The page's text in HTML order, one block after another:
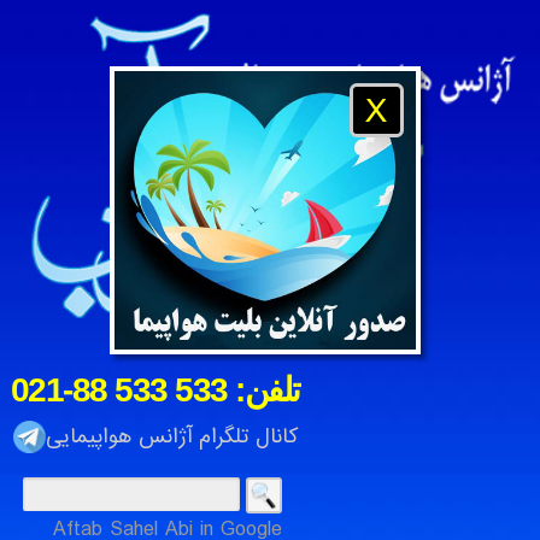
021-88 533 533 :تلفن
کانال تلگرام آژانس هواپیمایی
Aftab Sahel Abi in Google
X